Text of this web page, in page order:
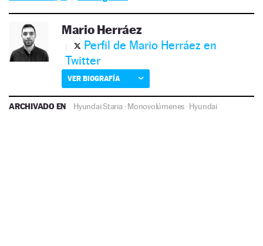
Mario Herráez
Perfil de Mario Herráez en
Twitter
VER BIOGRAFÍA
ARCHIVADO EN Hyundai Staria·Monovolúmenes ·Hyundai